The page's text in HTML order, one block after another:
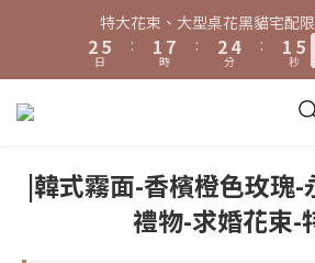
特大花束、大型桌花黑貓宅配
2
1
6
5
4
日
:
2
1
0
8
7
6
2
1
0
時
:
3
2
1
5
4
3
分
:
2
1
0
4
3
2
1
0
秒
特大花束、大型桌花黑貓宅配
2
1
6
5
4
日
:
2
1
0
8
7
6
2
1
0
時
:
3
2
1
5
4
3
分
:
2
1
0
4
3
2
1
0
秒
購買特大花束、大型桌花免費贈送
5
4
0
9
8
7
3
2
5
4
39
5
4
3
6
5
4
0
8
7
6
2
1
0
5
4
3
7
6
5
4
3
0
特大花束、大型桌花黑貓宅配
9
8
7
3
2
6
5
:
9
8
7
6
2
1
0
8
7
6
時
:
9
8
7
3
2
1
9
5
4
3
分
:
9
8
7
6
2
1
0
9
8
7
4
3
2
秒
|韓式霧面-香檳橙色玫瑰
禮物-求婚花束-